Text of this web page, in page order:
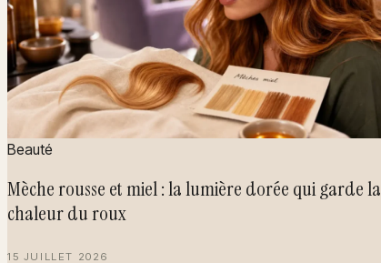
Beauté
Mèche rousse et miel : la lumière dorée qui garde la
chaleur du roux
15 JUILLET 2026